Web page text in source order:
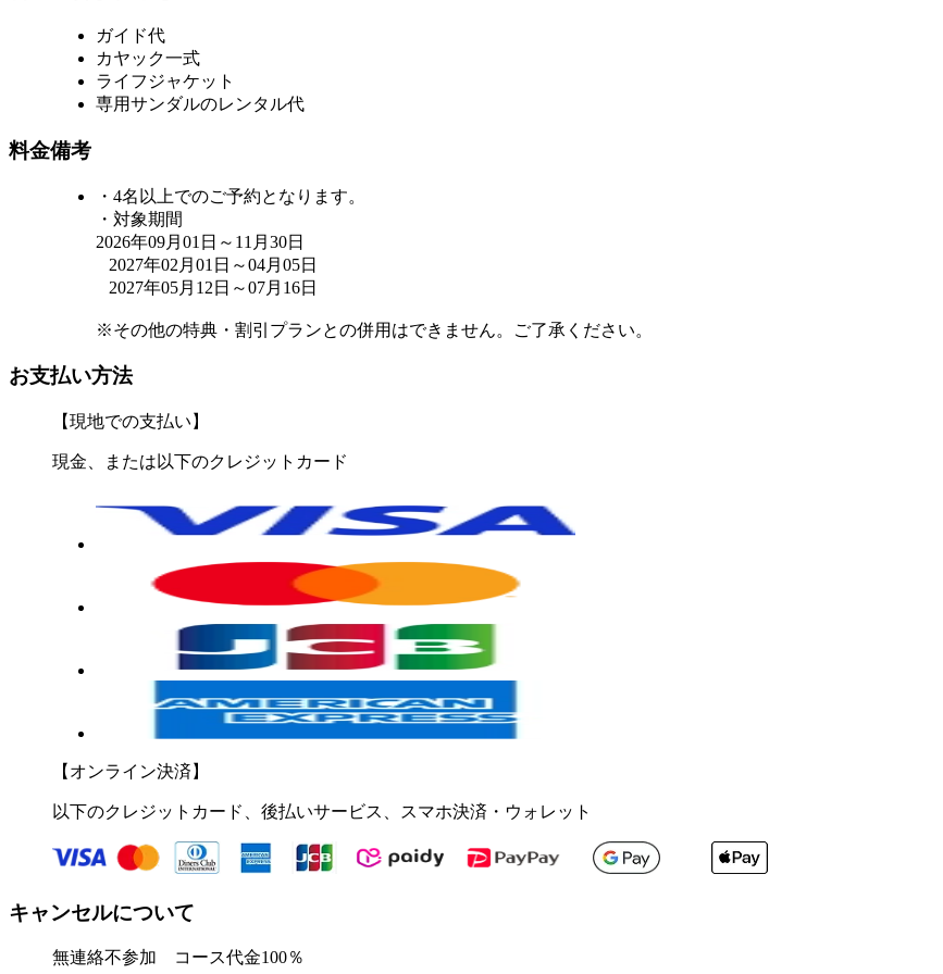
ガイド代
カヤック一式
ライフジャケット
専用サンダルのレンタル代
料金備考
・4名以上でのご予約となります。
・対象期間
2026年09月01日～11月30日
2027年02月01日～04月05日
2027年05月12日～07月16日
※その他の特典・割引プランとの併用はできません。ご了承ください。
お支払い方法
【現地での支払い】
現金、または以下のクレジットカード
【オンライン決済】
以下のクレジットカード、後払いサービス、スマホ決済・ウォレット
キャンセルについて
無連絡不参加 コース代金100％